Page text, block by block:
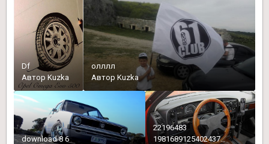
Df
Автор Kuzka
олллл
Автор Kuzka
download 8 6
22196483
1981689125402437